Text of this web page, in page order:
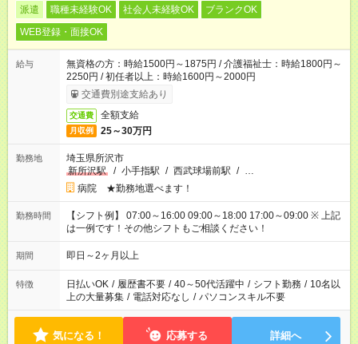
派遣 職種未経験OK 社会人未経験OK
ブランクOK
WEB登録・面接OK
給与
無資格の方：時給1500円～1875円 / 介護福祉士：時給1800円～
2250円 / 初任者以上：時給1600円～2000円
交通費別途支給あり
交通費 全額支給
月収例 25～30万円
勤務地
埼玉県所沢市
新所沢駅
/ 小手指駅 / 西武球場前駅 / …
病院 ★勤務地選べます！
勤務時間
【シフト例】 07:00～16:00 09:00～18:00 17:00～09:00 ※ 上記
は一例です！その他シフトもご相談ください！
期間 即日～2ヶ月以上
特徴 日払いOK / 履歴書不要 / 40～50代活躍中 / シフト勤務 / 10名以
上の大量募集 / 電話対応なし / パソコンスキル不要
気になる！ 応募する 詳細へ